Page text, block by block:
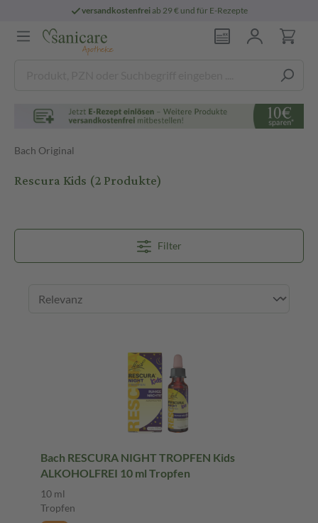
versandkostenfreiab 29 € und für E-Rezepte
Bach Original
Rescura Kids (2 Produkte)
Filter
Bach RESCURA NIGHT TROPFEN Kids
ALKOHOLFREI 10 ml Tropfen
10 ml
Tropfen